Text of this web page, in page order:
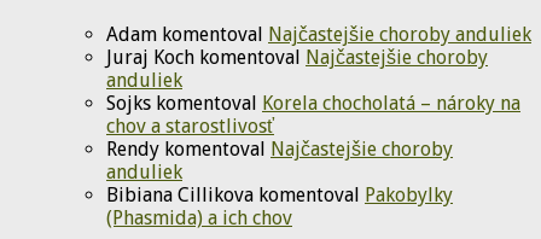
Adam komentoval Najčastejšie choroby anduliek
Juraj Koch komentoval Najčastejšie choroby
anduliek
Sojks komentoval Korela chocholatá – nároky na
chov a starostlivosť
Rendy komentoval Najčastejšie choroby
anduliek
Bibiana Cillikova komentoval Pakobylky
(Phasmida) a ich chov